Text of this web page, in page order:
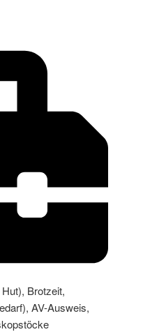
Brotzeit,
AV-Ausweis,